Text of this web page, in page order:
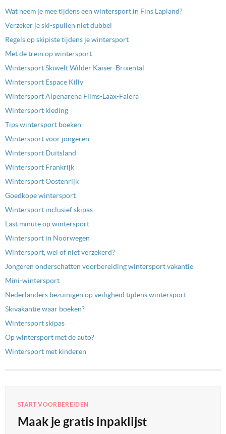
Wat neem je mee tijdens een wintersport in Fins Lapland?
Verzeker je ski-spullen niet dubbel
Regels op skipiste tijdens je wintersport
Met de trein op wintersport
Wintersport Skiwelt Wilder Kaiser-Brixental
Wintersport Espace Killy
Wintersport Alpenarena Flims-Laax-Falera
Wintersport kleding
Tips wintersport boeken
Wintersport voor jongeren
Wintersport Duitsland
Wintersport Frankrijk
Wintersport Oostenrijk
Goedkope wintersport
Wintersport inclusief skipas
Last minute op wintersport
Wintersport in Noorwegen
Wintersport, wel of niet verzekerd?
Jongeren onderschatten voorbereiding wintersport vakantie
Mini-wintersport
Nederlanders bezuinigen op veiligheid tijdens wintersport
Skivakantie waar boeken?
Wintersport skipas
Op wintersport met de auto?
Wintersport met kinderen
START VOORBEREIDEN
Maak je gratis inpaklijst